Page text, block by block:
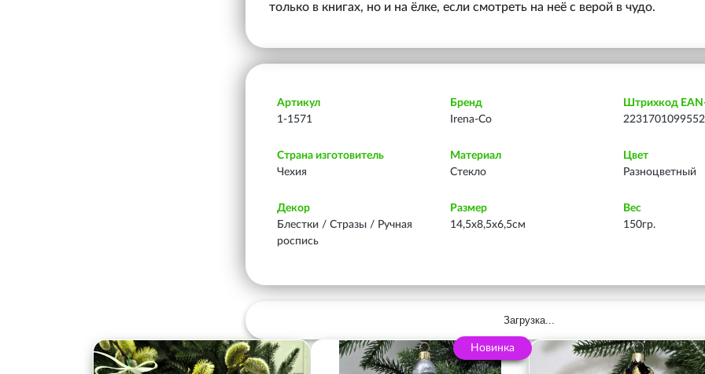
только в книгах, но и на ёлке, если смотреть на неё с верой в чудо.
Артикул
1-1571
Бренд
Irena-Co
Штрихкод
2231701099552
Страна изготовитель
Чехия
Материал
Стекло
Цвет
Разноцветный
Декор
Блестки / Стразы / Ручная
роспись
Размер
14,5х8,5х6,5см
Вес
150гр.
Загрузка...
Новинка